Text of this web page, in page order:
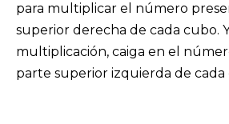
para multiplicar el número
superior derecha de cada cubo.
multiplicación, caiga en el
parte superior izquierda de cada